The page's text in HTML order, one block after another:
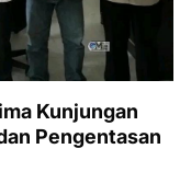
Kunjungan
Pengentasan